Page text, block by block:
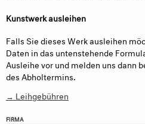
Kunstwerk ausleihen
Falls Sie dieses Werk ausleihen
Daten in das untenstehende
Ausleihe vor und melden uns dann
des Abholtermins.
→ Leihgebühren
FIRMA